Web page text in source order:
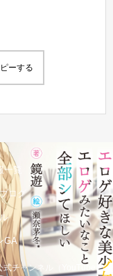
ーする
一覧
ログ
GA
式チャンネル（YouTube）